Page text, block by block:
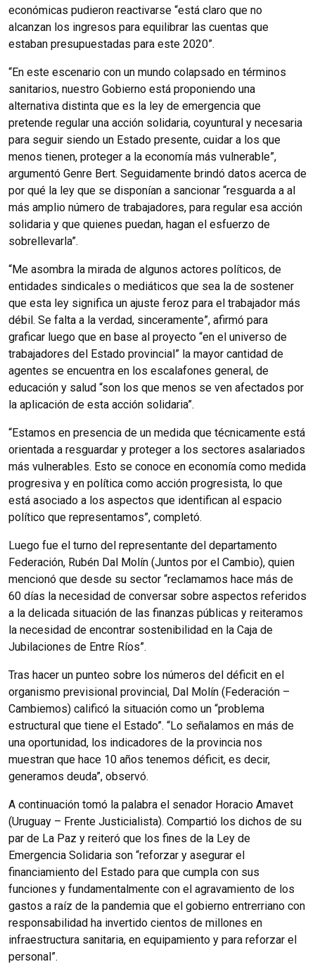
económicas pudieron reactivarse “está claro que no
alcanzan los ingresos para equilibrar las cuentas que
estaban presupuestadas para este 2020”.
“En este escenario con un mundo colapsado en términos
sanitarios, nuestro Gobierno está proponiendo una
alternativa distinta que es la ley de emergencia que
pretende regular una acción solidaria, coyuntural y necesaria
para seguir siendo un Estado presente, cuidar a los que
menos tienen, proteger a la economía más vulnerable”,
argumentó Genre Bert. Seguidamente brindó datos acerca de
por qué la ley que se disponían a sancionar “resguarda a al
más amplio número de trabajadores, para regular esa acción
solidaria y que quienes puedan, hagan el esfuerzo de
sobrellevarla”.
“Me asombra la mirada de algunos actores políticos, de
entidades sindicales o mediáticos que sea la de sostener
que esta ley significa un ajuste feroz para el trabajador más
débil. Se falta a la verdad, sinceramente”, afirmó para
graficar luego que en base al proyecto “en el universo de
trabajadores del Estado provincial” la mayor cantidad de
agentes se encuentra en los escalafones general, de
educación y salud “son los que menos se ven afectados por
la aplicación de esta acción solidaria”.
“Estamos en presencia de un medida que técnicamente está
orientada a resguardar y proteger a los sectores asalariados
más vulnerables. Esto se conoce en economía como medida
progresiva y en política como acción progresista, lo que
está asociado a los aspectos que identifican al espacio
político que representamos”, completó.
Luego fue el turno del representante del departamento
Federación, Rubén Dal Molín (Juntos por el Cambio), quien
mencionó que desde su sector “reclamamos hace más de
60 días la necesidad de conversar sobre aspectos referidos
a la delicada situación de las finanzas públicas y reiteramos
la necesidad de encontrar sostenibilidad en la Caja de
Jubilaciones de Entre Ríos”.
Tras hacer un punteo sobre los números del déficit en el
organismo previsional provincial, Dal Molín (Federación –
Cambiemos) calificó la situación como un “problema
estructural que tiene el Estado”. “Lo señalamos en más de
una oportunidad, los indicadores de la provincia nos
muestran que hace 10 años tenemos déficit, es decir,
generamos deuda”, observó.
A continuación tomó la palabra el senador Horacio Amavet
(Uruguay – Frente Justicialista). Compartió los dichos de su
par de La Paz y reiteró que los fines de la Ley de
Emergencia Solidaria son “reforzar y asegurar el
financiamiento del Estado para que cumpla con sus
funciones y fundamentalmente con el agravamiento de los
gastos a raíz de la pandemia que el gobierno entrerriano con
responsabilidad ha invertido cientos de millones en
infraestructura sanitaria, en equipamiento y para reforzar el
personal”.